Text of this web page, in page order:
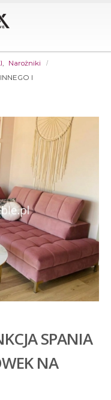
Narożniki
I
SPANIA
NA